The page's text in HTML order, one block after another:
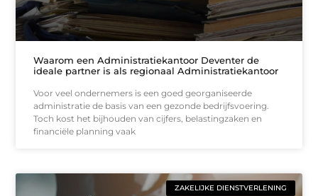
Waarom een Administratiekantoor Deventer de
ideale partner is als regionaal Administratiekantoor
Voor veel ondernemers is een goed georganiseerde
administratie de basis van een gezonde bedrijfsvoering.
Toch kost het bijhouden van cijfers, belastingzaken en
financiële planning vaak
ZAKELIJKE DIENSTVERLENING